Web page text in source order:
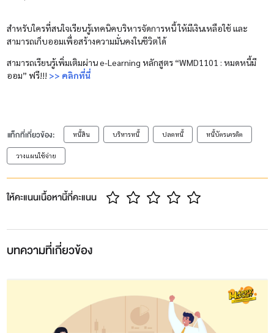
สำหรับใครที่สนใจเรียนรู้เทคนิคบริหารจัดการหนี้ ให้มีเงินเหลือใช้ และ
สามารถเก็บออมเพื่อสร้างความมั่นคงในชีวิตได้
สามารถเรียนรู้เพิ่มเติมผ่าน e-Learning หลักสูตร “WMD1101 : หมดหนี้มี
ออม” ฟรี!!! >> คลิกที่นี่
แท็กที่เกี่ยวข้อง: หนี้สิน บริหารหนี้ ปลดหนี้ หนี้บัตรเครดิต
วางแผนใช้จ่าย
ให้คะแนนเนื้อหานี้กี่คะแนน
บทความที่เกี่ยวข้อง